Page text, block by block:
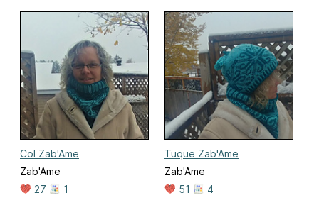
Col Zab'Ame
Zab'Ame
27
1
Tuque Zab'Ame
Zab'Ame
51
4